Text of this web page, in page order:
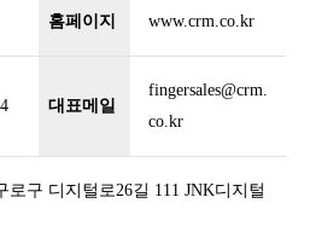
홈페이지 www.crm.co.kr
대표메일
fingersales@crm.
co.kr
로구 디지털로26길 111 JNK디지털